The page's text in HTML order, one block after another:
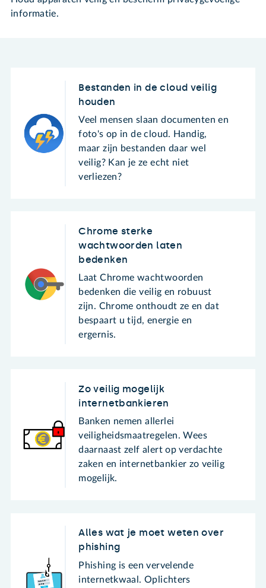
informatie.
Bestanden in de cloud veilig
houden
Veel mensen slaan documenten en
foto's op in de cloud. Handig,
maar zijn bestanden daar wel
veilig? Kan je ze echt niet
verliezen?
Chrome sterke
wachtwoorden laten
bedenken
Laat Chrome wachtwoorden
bedenken die veilig en robuust
zijn. Chrome onthoudt ze en dat
bespaart u tijd, energie en
ergernis.
Zo veilig mogelijk
internetbankieren
Banken nemen allerlei
veiligheidsmaatregelen. Wees
daarnaast zelf alert op verdachte
zaken en internetbankier zo veilig
mogelijk.
Alles wat je moet weten over
phishing
Phishing is een vervelende
internetkwaal. Oplichters